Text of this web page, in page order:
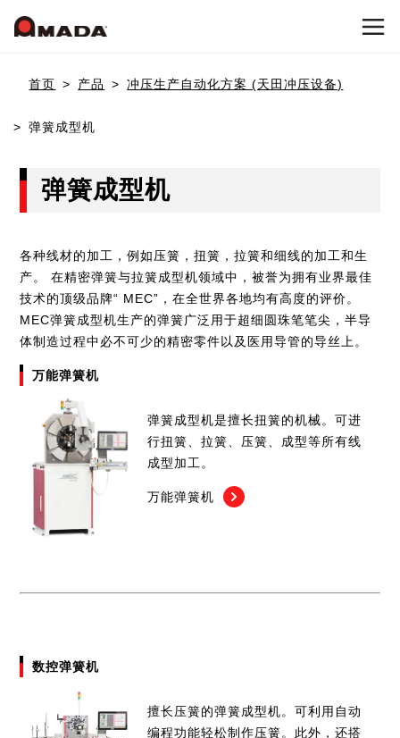
首页
公司概要
公司沿革
可持续发展（环境与社会贡献活动）
国内网点
日本网点(冲压机械事业)
日本网点(冲压加工自动化事业 / 弹簧成型机事业)
全球网点
产品介绍
冲压加工系统
冲床机械
冲床加工自动化
Who we are
天田冲压设备的目标
业务介绍
交货实例
联系我们
AMADA中国集团
Global
首页 产品 冲压生产自动化方案 (天田冲压设备)
弹簧成型机
弹簧成型机
各种线材的加工，例如压簧，扭簧，拉簧和细线的加工和生
产。 在精密弹簧与拉簧成型机领域中，被誉为拥有业界最佳
技术的顶级品牌“ MEC”，在全世界各地均有高度的评价。
MEC弹簧成型机生产的弹簧广泛用于超细圆珠笔笔尖，半导
体制造过程中必不可少的精密零件以及医用导管的导丝上。
万能弹簧机
弹簧成型机是擅长扭簧的机械。可进
行扭簧、拉簧、压簧、成型等所有线
成型加工。
万能弹簧机
数控弹簧机
擅长压簧的弹簧成型机。可利用自动
编程功能轻松制作压簧。此外，还搭